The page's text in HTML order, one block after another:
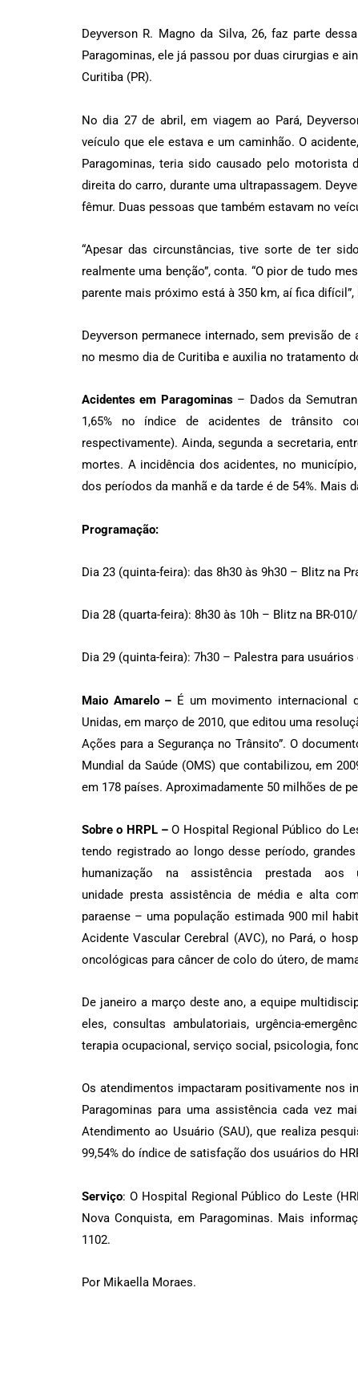
Deyverson R. Magno da Silva, 26, faz parte
Paragominas, ele já passou por duas cirurgias e
Curitiba (PR).
No dia 27 de abril, em viagem ao Pará,
veículo que ele estava e um caminhão. O
Paragominas, teria sido causado pelo motorista
direita do carro, durante uma ultrapassagem.
fêmur. Duas pessoas que também estavam no
“Apesar das circunstâncias, tive sorte de ter
realmente uma benção”, conta. “O pior de tudo
parente mais próximo está à 350 km, aí fica difícil”,
Deyverson permanece internado, sem previsão
no mesmo dia de Curitiba e auxilia no tratamento
Acidentes em Paragominas– Dados da
1,65% no índice de acidentes de trânsito
respectivamente). Ainda, segunda a secretaria,
mortes. A incidência dos acidentes, no
dos períodos da manhã e da tarde é de 54%.
Programação:
Dia 23 (quinta-feira): das 8h30 às 9h30 – Blitz na
Dia 28 (quarta-feira): 8h30 às 10h – Blitz na BR-
Dia 29 (quinta-feira): 7h30 – Palestra para
Maio Amarelo – É um movimento internacional
Unidas, em março de 2010, que editou uma
Ações para a Segurança no Trânsito”. O
Mundial da Saúde (OMS) que contabilizou, em
em 178 países. Aproximadamente 50 milhões de
Sobre o HRPL –O Hospital Regional Público do
tendo registrado ao longo desse período,
humanização na assistência prestada
unidade presta assistência de média e alta
paraense – uma população estimada 900 mil
Acidente Vascular Cerebral (AVC), no Pará, o
oncológicas para câncer de colo do útero, de
De janeiro a março deste ano, a equipe
eles, consultas ambulatoriais, urgência-
terapia ocupacional, serviço social, psicologia,
Os atendimentos impactaram positivamente nos
Paragominas para uma assistência cada vez
Atendimento ao Usuário (SAU), que realiza
99,54% do índice de satisfação dos usuários do
Serviço: O Hospital Regional Público do Leste
Nova Conquista, em Paragominas. Mais
1102.
Por Mikaella Moraes.